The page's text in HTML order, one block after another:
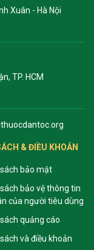
Xuân - Hà Nội
TP. HCM
& ĐIỀU KHOẢN
bảo mật
bảo vệ thông tin
của người tiêu dùng
quảng cáo
và điều khoản